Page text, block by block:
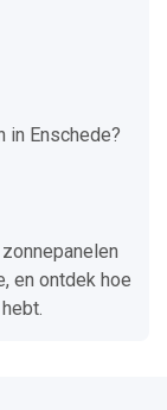
in Enschede?
en ontdek hoe